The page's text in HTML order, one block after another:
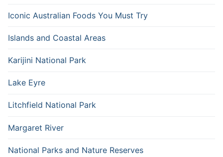
Iconic Australian Foods You Must Try
Islands and Coastal Areas
Karijini National Park
Lake Eyre
Litchfield National Park
Margaret River
National Parks and Nature Reserves